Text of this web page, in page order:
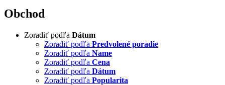
Obchod
Zoradiť podľa Dátum
Zoradiť podľa Predvolené poradie
Zoradiť podľa Name
Zoradiť podľa Cena
Zoradiť podľa Dátum
Zoradiť podľa Popularita